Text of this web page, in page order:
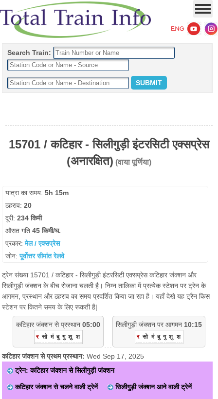
Search Train:
15701 / कटिहार - सिलीगुड़ी इंटरसिटी एक्सप्रेस
(अनारक्षित) (वाया पूर्णिया)
यात्रा का समय:5h 15m
ठहराव:20
दूरी:234 किमी
औसत गति45 किमी/घ.
प्रकार:मेल / एक्सप्रेस
जोन:पूर्वोत्तर सीमांत रेलवे
ट्रेन संख्या 15701 / कटिहार - सिलीगुड़ी इंटरसिटी एक्सप्रेस कटिहार जंक्शन और
सिलीगुड़ी जंक्शन के बीच रोजाना चलती है। निम्न तालिका में प्रत्येक स्टेशन पर ट्रेन के
आगमन, प्रस्थान और ठहराव का समय प्रदर्शित किया जा रहा है। यहाँ देखे यह ट्रैन किस
स्टेशन पर कितने समय के लिए रूकती है|
कटिहार जंक्शन से प्रस्थान 05:00
र सो मं बु गु शु श
सिलीगुड़ी जंक्शन पर आगमन 10:15
र सो मं बु गु शु श
कटिहार जंक्शन से प्रथम प्रस्थान:Wed Sep 17, 2025
ट्रेन: कटिहार जंक्शन से सिलीगुड़ी जंक्शन
कटिहार जंक्शन से चलने वाली ट्रेनें सिलीगुड़ी जंक्शन आने वाली ट्रेनें